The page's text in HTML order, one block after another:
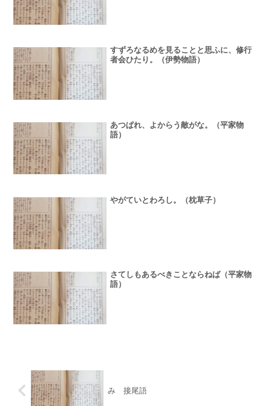
すずろなるめを見ることと思ふに、修行
者会ひたり。（伊勢物語）
あつぱれ、よからう敵がな。（平家物
語）
やがていとわろし。（枕草子）
さてしもあるべきことならねば（平家物
語）
み 接尾語